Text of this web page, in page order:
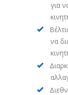
για
να